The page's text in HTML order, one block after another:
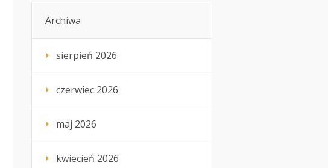
Archiwa
sierpień 2026
czerwiec 2026
maj 2026
kwiecień 2026